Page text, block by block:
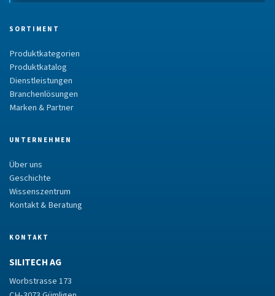
SORTIMENT
Produktkategorien
Produktkatalog
Dienstleistungen
Branchenlösungen
Marken & Partner
UNTERNEHMEN
Über uns
Geschichte
Wissenszentrum
Kontakt & Beratung
KONTAKT
SILITECH AG
Worbstrasse 173